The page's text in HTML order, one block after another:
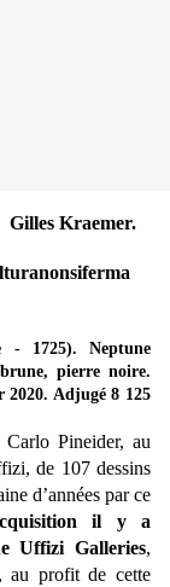
Gilles Kraemer.
- 1725). Neptune
pierre noire.
2020. Adjugé 8 125
Carlo Pineider, au
de 107 dessins
d’années par ce
il y a
Uffizi Galleries,
au profit de cette